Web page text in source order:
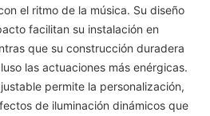
el ritmo de la música. Su diseño
facilitan su instalación en
que su construcción duradera
las actuaciones más enérgicas.
permite la personalización,
de iluminación dinámicos que